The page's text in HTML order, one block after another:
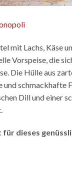
mit Lachs, Käse
Vorspeise, die
Die Hülle aus
und schmackhafte
Dill und einer
für dieses